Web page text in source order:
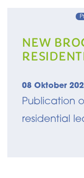
NEW
08 Oktober
Publication
residential